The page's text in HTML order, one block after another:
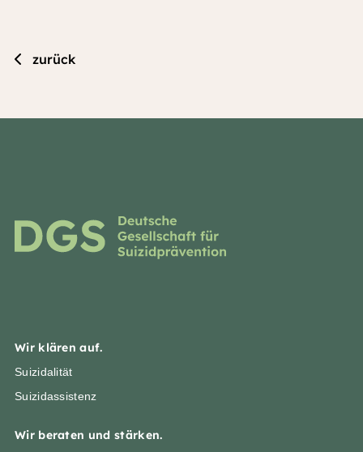
zurück
Wir klären auf.
Suizidalität
Suizidassistenz
Wir beraten und stärken.